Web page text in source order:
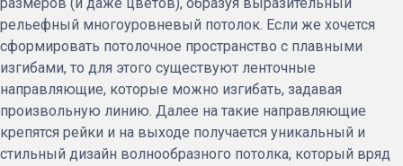
рельефный многоуровневый потолок. Если же хочется
сформировать потолочное пространство с плавными
изгибами, то для этого существуют ленточные
направляющие, которые можно изгибать, задавая
произвольную линию. Далее на такие направляющие
крепятся рейки и на выходе получается уникальный и
стильный дизайн волнообразного потолка, который вряд